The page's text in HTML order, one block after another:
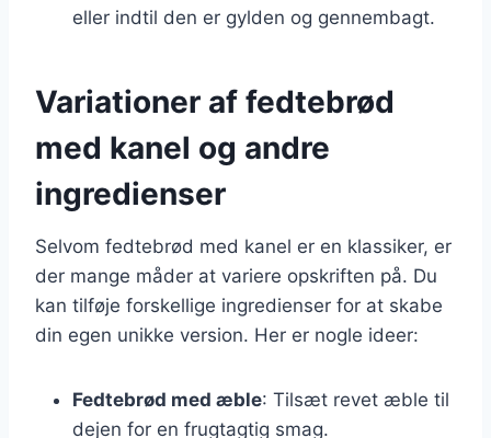
eller indtil den er gylden og gennembagt.
Variationer af fedtebrød
med kanel og andre
ingredienser
Selvom fedtebrød med kanel er en klassiker, er
der mange måder at variere opskriften på. Du
kan tilføje forskellige ingredienser for at skabe
din egen unikke version. Her er nogle ideer:
Fedtebrød med æble: Tilsæt revet æble til
dejen for en frugtagtig smag.